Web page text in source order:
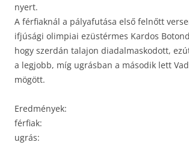
nyert.
A férfiaknál a pályafutása első felnőtt
ifjúsági olimpiai ezüstérmes Kardos
hogy szerdán talajon diadalmaskodott,
a legjobb, míg ugrásban a második lett
mögött.
Eredmények:
férfiak:
ugrás: